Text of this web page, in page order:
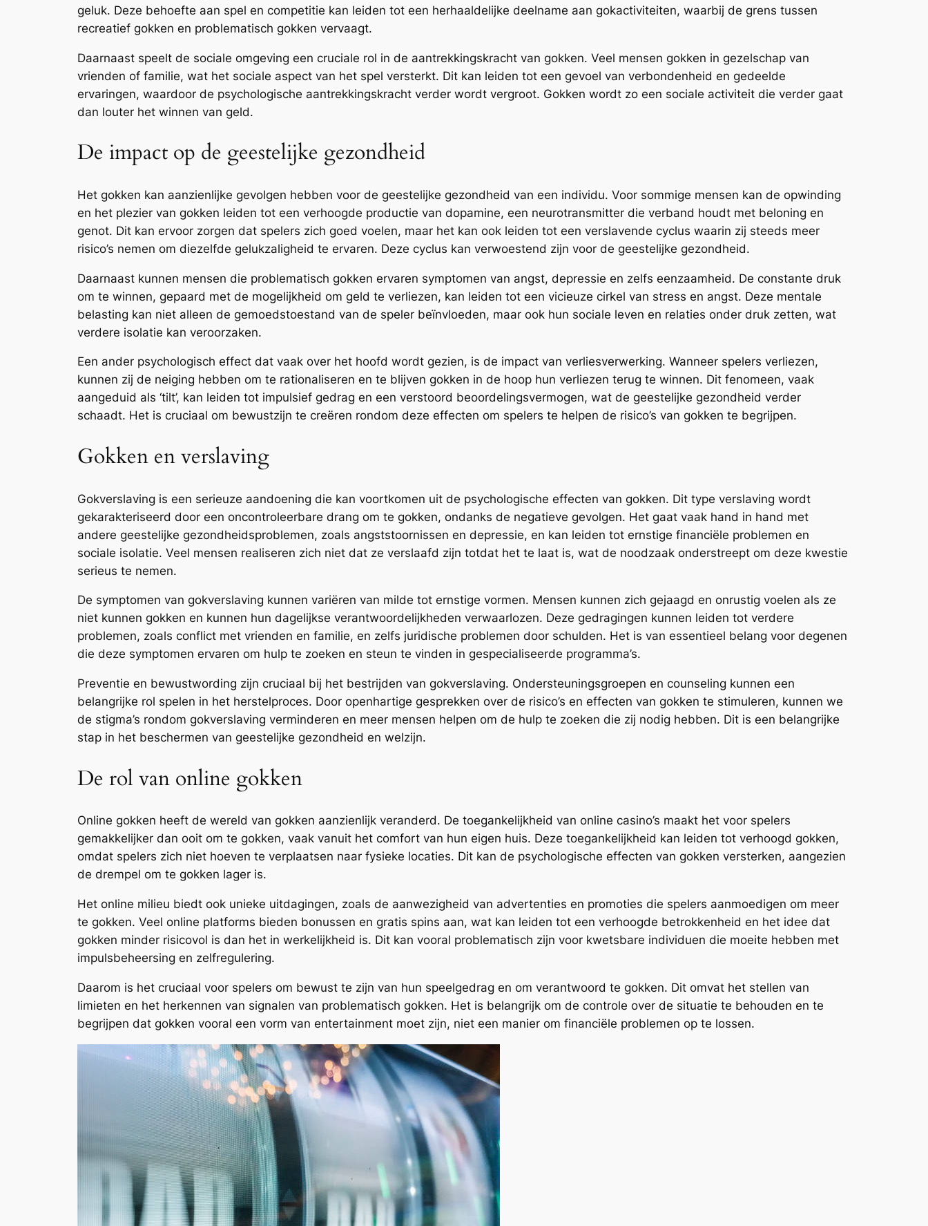
geluk. Deze behoefte aan spel en competitie kan leiden tot een herhaaldelijke deelname aan gokactiviteiten, waarbij de grens tussen
recreatief gokken en problematisch gokken vervaagt.
Daarnaast speelt de sociale omgeving een cruciale rol in de aantrekkingskracht van gokken. Veel mensen gokken in gezelschap van
vrienden of familie, wat het sociale aspect van het spel versterkt. Dit kan leiden tot een gevoel van verbondenheid en gedeelde
ervaringen, waardoor de psychologische aantrekkingskracht verder wordt vergroot. Gokken wordt zo een sociale activiteit die verder gaat
dan louter het winnen van geld.
De impact op de geestelijke gezondheid
Het gokken kan aanzienlijke gevolgen hebben voor de geestelijke gezondheid van een individu. Voor sommige mensen kan de opwinding
en het plezier van gokken leiden tot een verhoogde productie van dopamine, een neurotransmitter die verband houdt met beloning en
genot. Dit kan ervoor zorgen dat spelers zich goed voelen, maar het kan ook leiden tot een verslavende cyclus waarin zij steeds meer
risico’s nemen om diezelfde gelukzaligheid te ervaren. Deze cyclus kan verwoestend zijn voor de geestelijke gezondheid.
Daarnaast kunnen mensen die problematisch gokken ervaren symptomen van angst, depressie en zelfs eenzaamheid. De constante druk
om te winnen, gepaard met de mogelijkheid om geld te verliezen, kan leiden tot een vicieuze cirkel van stress en angst. Deze mentale
belasting kan niet alleen de gemoedstoestand van de speler beïnvloeden, maar ook hun sociale leven en relaties onder druk zetten, wat
verdere isolatie kan veroorzaken.
Een ander psychologisch effect dat vaak over het hoofd wordt gezien, is de impact van verliesverwerking. Wanneer spelers verliezen,
kunnen zij de neiging hebben om te rationaliseren en te blijven gokken in de hoop hun verliezen terug te winnen. Dit fenomeen, vaak
aangeduid als ‘tilt’, kan leiden tot impulsief gedrag en een verstoord beoordelingsvermogen, wat de geestelijke gezondheid verder
schaadt. Het is cruciaal om bewustzijn te creëren rondom deze effecten om spelers te helpen de risico’s van gokken te begrijpen.
Gokken en verslaving
Gokverslaving is een serieuze aandoening die kan voortkomen uit de psychologische effecten van gokken. Dit type verslaving wordt
gekarakteriseerd door een oncontroleerbare drang om te gokken, ondanks de negatieve gevolgen. Het gaat vaak hand in hand met
andere geestelijke gezondheidsproblemen, zoals angststoornissen en depressie, en kan leiden tot ernstige financiële problemen en
sociale isolatie. Veel mensen realiseren zich niet dat ze verslaafd zijn totdat het te laat is, wat de noodzaak onderstreept om deze kwestie
serieus te nemen.
De symptomen van gokverslaving kunnen variëren van milde tot ernstige vormen. Mensen kunnen zich gejaagd en onrustig voelen als ze
niet kunnen gokken en kunnen hun dagelijkse verantwoordelijkheden verwaarlozen. Deze gedragingen kunnen leiden tot verdere
problemen, zoals conflict met vrienden en familie, en zelfs juridische problemen door schulden. Het is van essentieel belang voor degenen
die deze symptomen ervaren om hulp te zoeken en steun te vinden in gespecialiseerde programma’s.
Preventie en bewustwording zijn cruciaal bij het bestrijden van gokverslaving. Ondersteuningsgroepen en counseling kunnen een
belangrijke rol spelen in het herstelproces. Door openhartige gesprekken over de risico’s en effecten van gokken te stimuleren, kunnen we
de stigma’s rondom gokverslaving verminderen en meer mensen helpen om de hulp te zoeken die zij nodig hebben. Dit is een belangrijke
stap in het beschermen van geestelijke gezondheid en welzijn.
De rol van online gokken
Online gokken heeft de wereld van gokken aanzienlijk veranderd. De toegankelijkheid van online casino’s maakt het voor spelers
gemakkelijker dan ooit om te gokken, vaak vanuit het comfort van hun eigen huis. Deze toegankelijkheid kan leiden tot verhoogd gokken,
omdat spelers zich niet hoeven te verplaatsen naar fysieke locaties. Dit kan de psychologische effecten van gokken versterken, aangezien
de drempel om te gokken lager is.
Het online milieu biedt ook unieke uitdagingen, zoals de aanwezigheid van advertenties en promoties die spelers aanmoedigen om meer
te gokken. Veel online platforms bieden bonussen en gratis spins aan, wat kan leiden tot een verhoogde betrokkenheid en het idee dat
gokken minder risicovol is dan het in werkelijkheid is. Dit kan vooral problematisch zijn voor kwetsbare individuen die moeite hebben met
impulsbeheersing en zelfregulering.
Daarom is het cruciaal voor spelers om bewust te zijn van hun speelgedrag en om verantwoord te gokken. Dit omvat het stellen van
limieten en het herkennen van signalen van problematisch gokken. Het is belangrijk om de controle over de situatie te behouden en te
begrijpen dat gokken vooral een vorm van entertainment moet zijn, niet een manier om financiële problemen op te lossen.